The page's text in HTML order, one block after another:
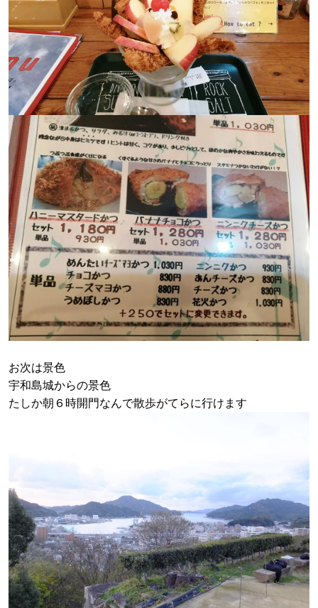
お次は景色
宇和島城からの景色
たしか朝６時開門なんで散歩がてらに行けます